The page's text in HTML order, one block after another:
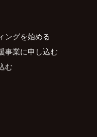
ングを始める
事業に申し込む
む